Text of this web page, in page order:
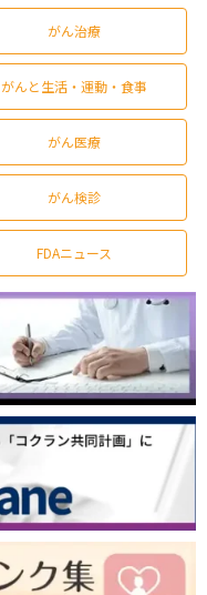
がん治療
がんと生活・運動・食事
がん医療
がん検診
FDAニュース